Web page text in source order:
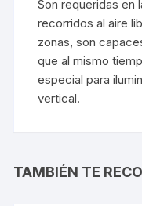
Son requeridas en
recorridos al aire
zonas, son
que al mismo
especial para
vertical.
TAMBIÉN TE